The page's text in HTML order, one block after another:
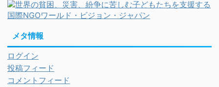
メタ情報
ログイン
投稿フィード
コメントフィード